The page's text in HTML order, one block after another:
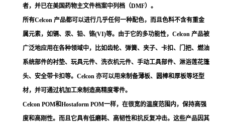
者，并已在美国药物主文件档案中列档（DMF）。
所有Celcon 产品都可以进行几乎任何一种配色，而且色料不含有重金
属元素，如镉、汞、铅、铬(VI)等。由于它的多功能性，Celcon 产品被
广泛地应用在各种领域中，比如齿轮、弹簧、夹子、卡扣、门把、燃油
系统部件的衬垫、玩具元件、洗衣机元件、手动工具部件、淋浴莲花篷
头、安全带卡扣等。Celcon 亦可以用来制备薄板、圆棒和厚板等坯型
材，并可通过机加工来制造高精度零件。
Celcon POM和Hostaform POM一样，在很宽的温度范围内，保持高强
度和高刚性。而且它具有低磨耗、高韧性和抗反复冲击。这些产品因其